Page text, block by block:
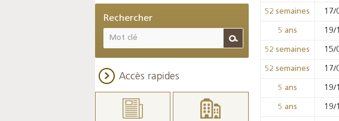
52 semaines 17/
5 ans 19/
52 semaines 15/
52 semaines 17/
5 ans 19/
5 ans 19/
Rechercher
Accès rapides